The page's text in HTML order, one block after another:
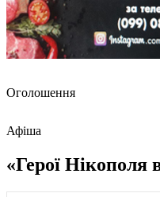
Оголошення
Афіша
«Герої Нікополя